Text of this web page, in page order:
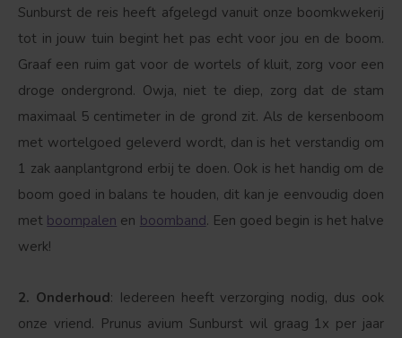
Sunburst de reis heeft afgelegd vanuit onze boomkwekerij
tot in jouw tuin begint het pas echt voor jou en de boom.
Graaf een ruim gat voor de wortels of kluit, zorg voor een
droge ondergrond. Owja, niet te diep, zorg dat de stam
maximaal 5 centimeter in de grond zit. Als de kersenboom
met wortelgoed geleverd wordt, dan is het verstandig om
1 zak aanplantgrond erbij te doen. Ook is het handig om de
boom goed in balans te houden, dit kan je eenvoudig doen
met boompalen en boomband. Een goed begin is het halve
werk!
2. Onderhoud: Iedereen heeft verzorging nodig, dus ook
onze vriend. Prunus avium Sunburst wil graag 1x per jaar